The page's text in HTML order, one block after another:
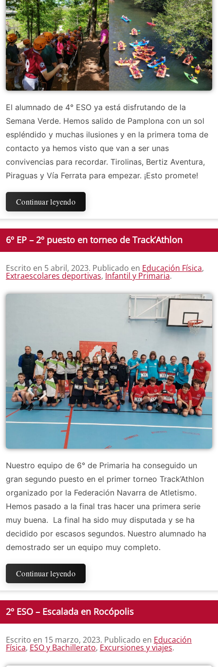
El alumnado de 4° ESO ya está disfrutando de la
Semana Verde. Hemos salido de Pamplona con un sol
espléndido y muchas ilusiones y en la primera toma de
contacto ya hemos visto que van a ser unas
convivencias para recordar. Tirolinas, Bertiz Aventura,
Piraguas y Vía Ferrata para empezar. ¡Esto promete!
Continuar leyendo
6º EP – 2º puesto en torneo de Track’Athlon
Escrito en 5 abril, 2023. Publicado en Educación Física,
Extraescolares deportivas, Infantil y Primaria.
Nuestro equipo de 6° de Primaria ha conseguido un
gran segundo puesto en el primer torneo Track’Athlon
organizado por la Federación Navarra de Atletismo.
Hemos pasado a la final tras hacer una primera serie
muy buena. La final ha sido muy disputada y se ha
decidido por escasos segundos. Nuestro alumnado ha
demostrado ser un equipo muy completo.
Continuar leyendo
2º ESO – Escalada en Rocópolis
Escrito en 15 marzo, 2023. Publicado en Educación
Física, ESO y Bachillerato, Excursiones y viajes.